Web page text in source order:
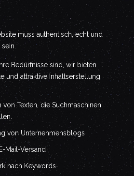
muss authentisch, echt und
Bedürfnisse sind, wir bieten
und attraktive Inhaltserstellung.
von Texten, die Suchmaschinen
von Unternehmensblogs
Mail-Versand
nach Keywords